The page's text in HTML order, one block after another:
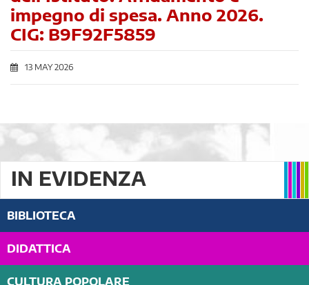
impegno di spesa. Anno 2026.
CIG: B9F92F5859
13 MAY 2026
IN EVIDENZA
BIBLIOTECA
DIDATTICA
CULTURA POPOLARE